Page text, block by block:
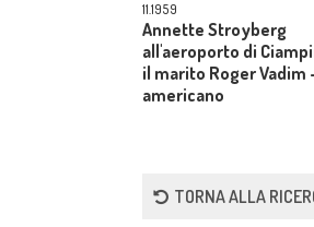
11.1959
Annette Stroyberg
all'aeroporto di
il marito Roger Vadim
americano
TORNA ALLA